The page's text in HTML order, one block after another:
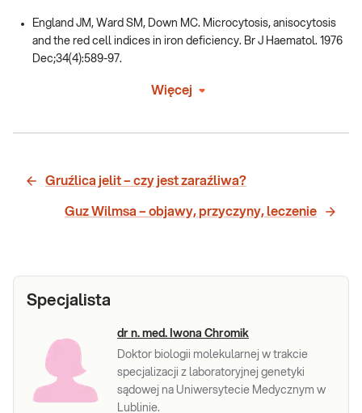
England JM, Ward SM, Down MC. Microcytosis, anisocytosis
and the red cell indices in iron deficiency. Br J Haematol. 1976
Dec;34(4):589-97.
Więcej
Gruźlica jelit – czy jest zaraźliwa?
Guz Wilmsa – objawy, przyczyny, leczenie
Specjalista
dr n. med. Iwona Chromik
Doktor biologii molekularnej w trakcie
specjalizacji z laboratoryjnej genetyki
sądowej na Uniwersytecie Medycznym w
Lublinie.